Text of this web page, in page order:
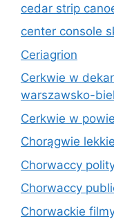
cedar strip
center console
Ceriagrion
Cerkwie w
warszawsko-
Cerkwie w
Chorągwie
Chorwaccy
Chorwaccy
Chorwackie